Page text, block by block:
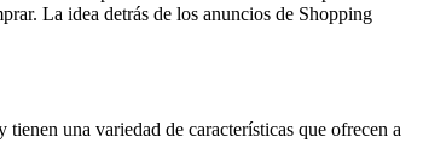
La idea detrás de los anuncios de Shopping
una variedad de características que ofrecen a